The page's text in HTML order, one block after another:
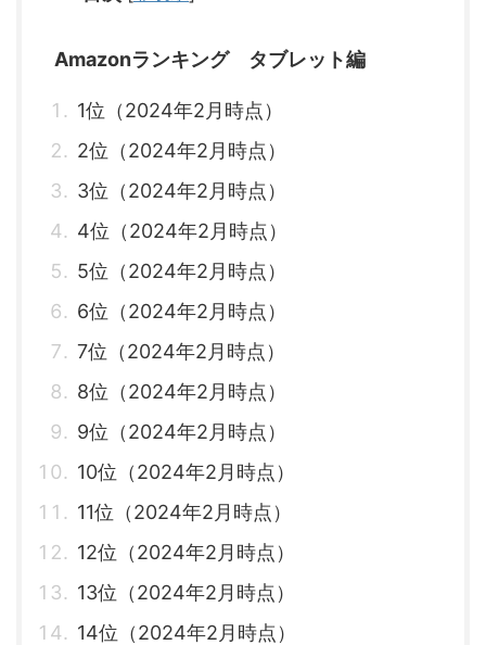
Amazonランキング タブレット編
1位（2024年2月時点）
2位（2024年2月時点）
3位（2024年2月時点）
4位（2024年2月時点）
5位（2024年2月時点）
6位（2024年2月時点）
7位（2024年2月時点）
8位（2024年2月時点）
9位（2024年2月時点）
10位（2024年2月時点）
11位（2024年2月時点）
12位（2024年2月時点）
13位（2024年2月時点）
14位（2024年2月時点）